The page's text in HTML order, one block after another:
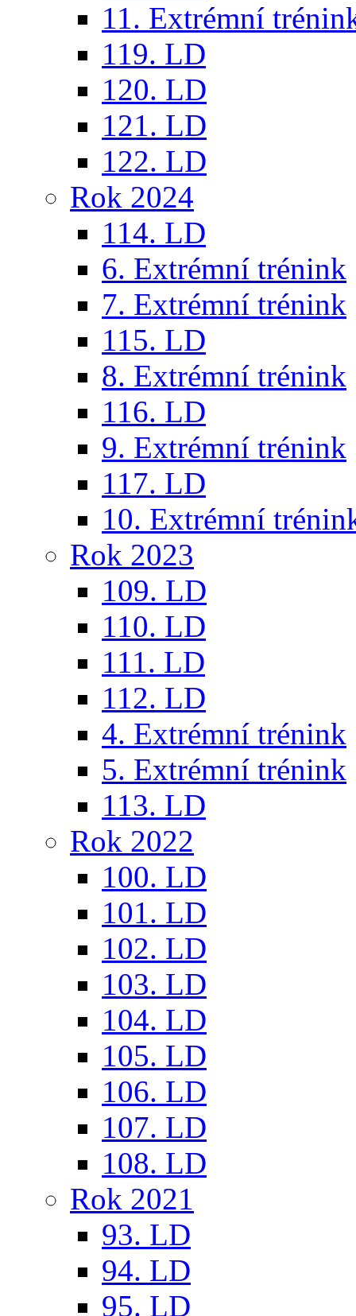
11. Extrémní
119. LD
120. LD
121. LD
122. LD
Rok 2024
114. LD
6. Extrémní trénink
7. Extrémní trénink
115. LD
8. Extrémní trénink
116. LD
9. Extrémní trénink
117. LD
10. Extrémní
Rok 2023
109. LD
110. LD
111. LD
112. LD
4. Extrémní trénink
5. Extrémní trénink
113. LD
Rok 2022
100. LD
101. LD
102. LD
103. LD
104. LD
105. LD
106. LD
107. LD
108. LD
Rok 2021
93. LD
94. LD
95. LD